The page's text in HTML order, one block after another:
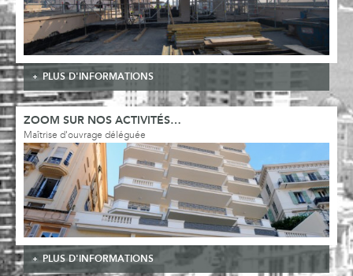
PLUS D'INFORMATIONS
ZOOM SUR NOS ACTIVITÉS…
Maîtrise d'ouvrage déléguée
PLUS D'INFORMATIONS